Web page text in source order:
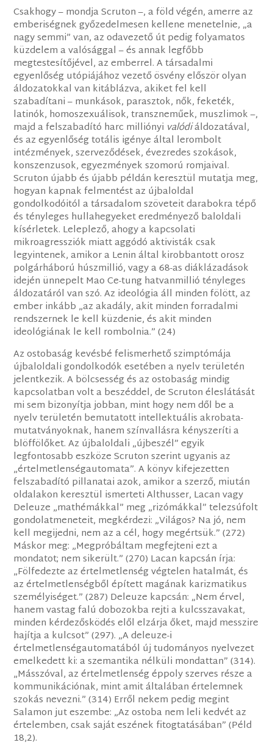
Csakhogy – mondja Scruton –, a föld végén, amerre az
emberiségnek győzedelmesen kellene menetelnie, „a
nagy semmi” van, az odavezető út pedig folyamatos
küzdelem a valósággal – és annak legfőbb
megtestesítőjével, az emberrel. A társadalmi
egyenlőség utópiájához vezető ösvény először olyan
áldozatokkal van kitáblázva, akiket fel kell
szabadítani – munkások, parasztok, nők, feketék,
latinók, homoszexuálisok, transzneműek, muszlimok –,
majd a felszabadító harc milliónyi valódiáldozatával,
és az egyenlőség totális igénye által lerombolt
intézmények, szerveződések, évezredes szokások,
konszenzusok, egyezmények szomorú romjaival.
Scruton újabb és újabb példán keresztül mutatja meg,
hogyan kapnak felmentést az újbaloldal
gondolkodóitól a társadalom szöveteit darabokra tépő
és tényleges hullahegyeket eredményező baloldali
kísérletek. Leleplező, ahogy a kapcsolati
mikroagressziók miatt aggódó aktivisták csak
legyintenek, amikor a Lenin által kirobbantott orosz
polgárháború húszmillió, vagy a 68-as diáklázadások
idején ünnepelt Mao Ce-tung hatvanmillió tényleges
áldozatáról van szó. Az ideológia áll minden fölött, az
ember inkább „az akadály, akit minden forradalmi
rendszernek le kell küzdenie, és akit minden
ideológiának le kell rombolnia.” (24)
Az ostobaság kevésbé felismerhető szimptómája
újbaloldali gondolkodók esetében a nyelv területén
jelentkezik. A bölcsesség és az ostobaság mindig
kapcsolatban volt a beszéddel, de Scruton éleslátását
mi sem bizonyítja jobban, mint hogy nem dől be a
nyelv területén bemutatott intellektuális akrobata-
mutatványoknak, hanem színvallásra kényszeríti a
blöffölőket. Az újbaloldali „újbeszél” egyik
legfontosabb eszköze Scruton szerint ugyanis az
„értelmetlenségautomata”. A könyv kifejezetten
felszabadító pillanatai azok, amikor a szerző, miután
oldalakon keresztül ismerteti Althusser, Lacan vagy
Deleuze „mathémákkal” meg „rizómákkal” telezsúfolt
gondolatmeneteit, megkérdezi: „Világos? Na jó, nem
kell megijedni, nem az a cél, hogy megértsük.” (272)
Máskor meg: „Megpróbáltam megfejteni ezt a
mondatot; nem sikerült.” (270) Lacan kapcsán írja:
„Fölfedezte az értelmetlenség végtelen hatalmát, és
az értelmetlenségből épített magának karizmatikus
személyiséget.” (287) Deleuze kapcsán: „Nem érvel,
hanem vastag falú dobozokba rejti a kulcsszavakat,
minden kérdezősködés elől elzárja őket, majd messzire
hajítja a kulcsot” (297). „A deleuze-i
értelmetlenségautomatából új tudományos nyelvezet
emelkedett ki: a szemantika nélküli mondattan” (314).
„Másszóval, az értelmetlenség éppoly szerves része a
kommunikációnak, mint amit általában értelemnek
szokás nevezni.” (314) Erről nekem pedig megint
Salamon jut eszembe: „Az ostoba nem leli kedvét az
értelemben, csak saját eszének fitogtatásában” (Péld
18,2).